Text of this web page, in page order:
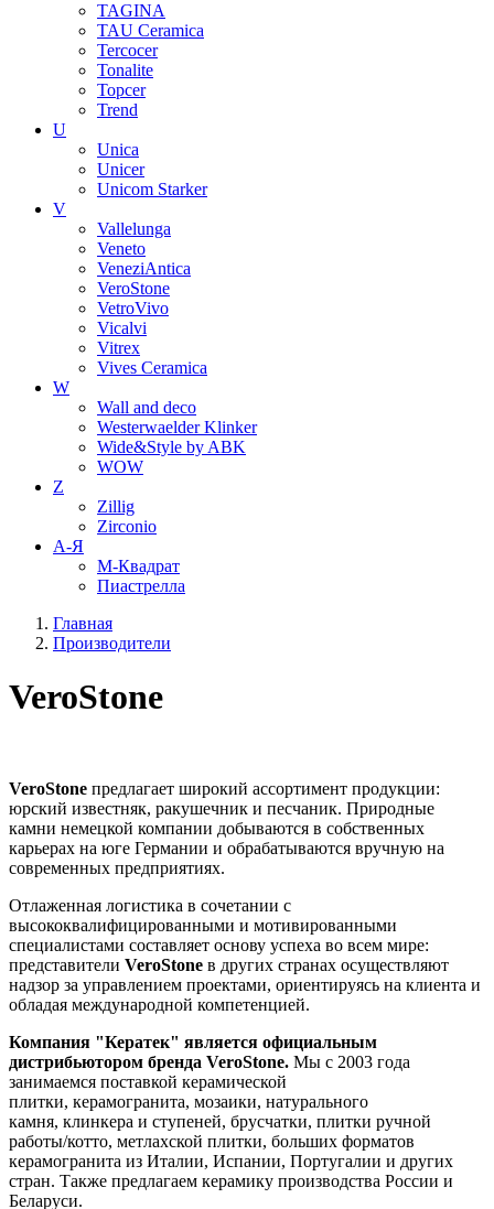
TAGINA
TAU Ceramica
Tercocer
Tonalite
Topcer
Trend
U
Unica
Unicer
Unicom Starker
V
Vallelunga
Veneto
VeneziAntica
VeroStone
VetroVivo
Vicalvi
Vitrex
Vives Ceramica
W
Wall and deco
Westerwaelder Klinker
Wide&Style by ABK
WOW
Z
Zillig
Zirconio
А-Я
М-Квадрат
Пиастрелла
Главная
Производители
VeroStone
VeroStone предлагает широкий ассортимент продукции:
юрский известняк, ракушечник и песчаник. Природные
камни немецкой компании добываются в собственных
карьерах на юге Германии и обрабатываются вручную на
современных предприятиях.
Отлаженная логистика в сочетании с
высококвалифицированными и мотивированными
специалистами составляет основу успеха во всем мире:
представители VeroStone в других странах осуществляют
надзор за управлением проектами, ориентируясь на клиента и
обладая международной компетенцией.
Компания "Кератек" является официальным
дистрибьютором бренда VeroStone. Мы с 2003 года
занимаемся поставкой керамической
плитки, керамогранита, мозаики, натурального
камня, клинкера и ступеней, брусчатки, плитки ручной
работы/котто, метлахской плитки, больших форматов
керамогранита из Италии, Испании, Португалии и других
стран. Также предлагаем керамику производства России и
Беларуси.